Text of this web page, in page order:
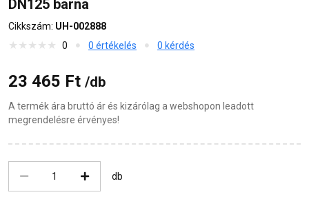
DN125 barna
Cikkszám: UH-002888
0
0 értékelés 0 kérdés
23 465 Ft /db
A termék ára bruttó ár és kizárólag a webshopon leadott
megrendelésre érvényes!
db